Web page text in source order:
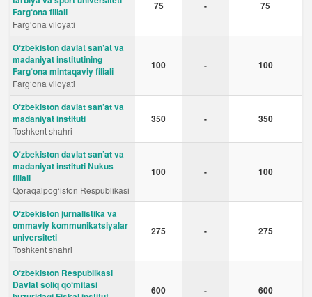
Farg‘ona filiali
Fargʻona viloyati
75 - 75
O‘zbekiston davlat sanʼat va
madaniyat institutining
Farg‘ona mintaqaviy filiali
Fargʻona viloyati
100 - 100
O‘zbekiston davlat san’at va
madaniyat instituti
Toshkent shahri
350 - 350
O‘zbekiston davlat san’at va
madaniyat instituti Nukus
filiali
Qoraqalpog‘iston Respublikasi
100 - 100
O‘zbekiston jurnalistika va
ommaviy kommunikatsiyalar
universiteti
Toshkent shahri
275 - 275
O‘zbekiston Respublikasi
Davlat soliq qo‘mitasi
600 - 600